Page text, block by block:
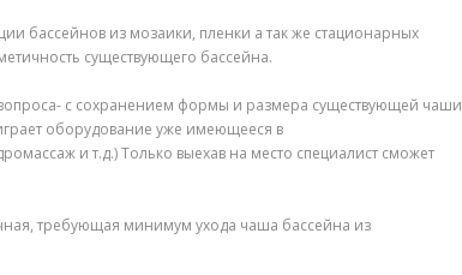
бассейнов из мозаики, пленки а так же стационарных
существующего бассейна.
с сохранением формы и размера существующей чаши
оборудование уже имеющееся в
и т.д.) Только выехав на место специалист сможет
требующая минимум ухода чаша бассейна из